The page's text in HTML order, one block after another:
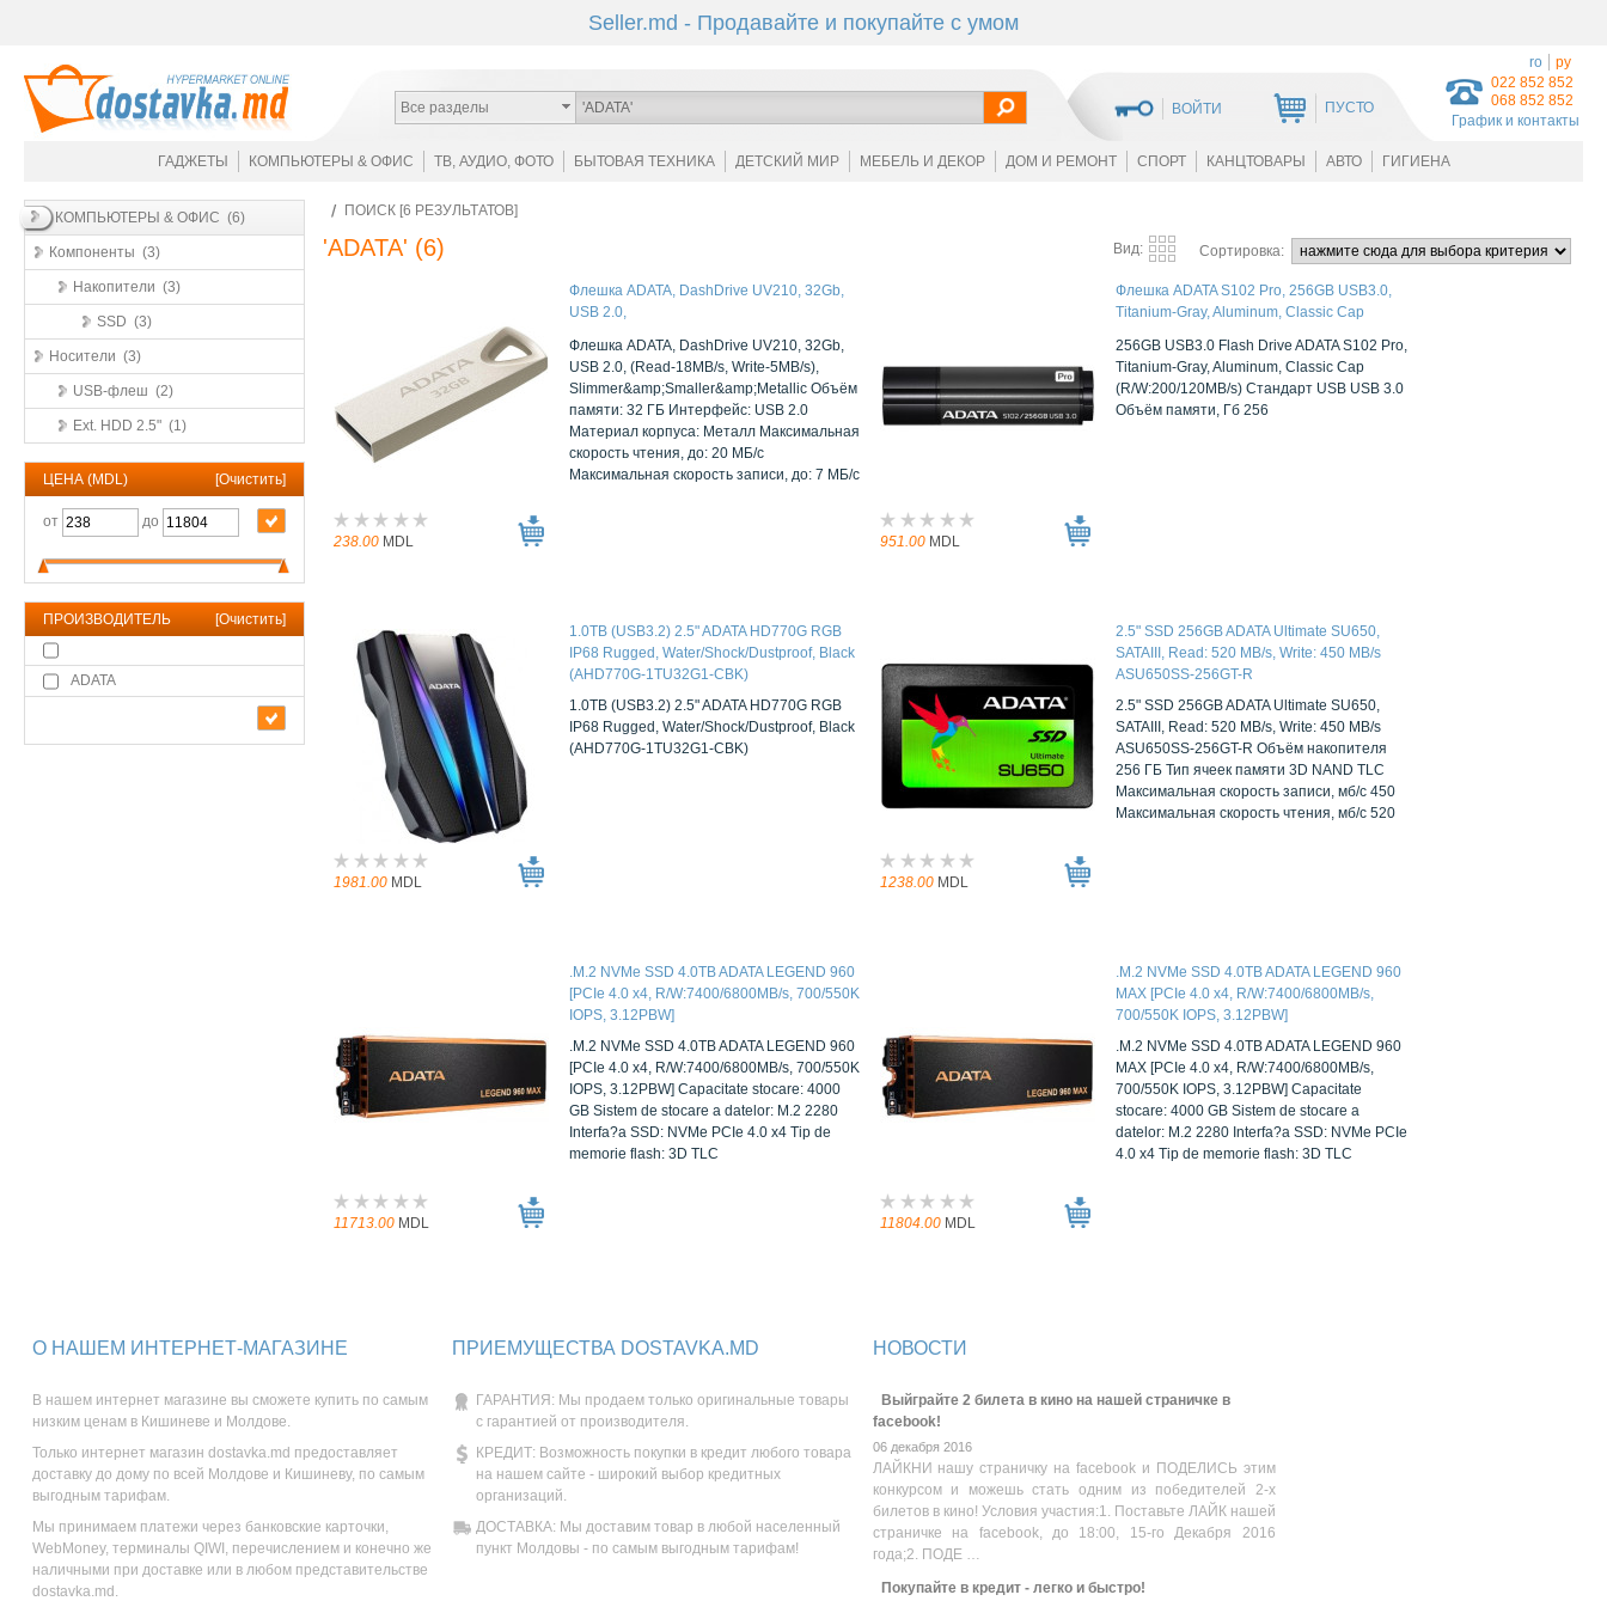
Seller.md - Продавайте и покупайте с умом
022 852 852
068 852 852
График и контакты
Все разделы ВОЙТИ ПУСТО
ro ру
ГАДЖЕТЫ КОМПЬЮТЕРЫ & ОФИС ТВ, АУДИО, ФОТО БЫТОВАЯ ТЕХНИКА ДЕТСКИЙ МИР МЕБЕЛЬ И ДЕКОР ДОМ И РЕМОНТ СПОРТ КАНЦТОВАРЫ АВТО ГИГИЕНА
КОМПЬЮТЕРЫ & ОФИС (6)
Компоненты (3)
Накопители (3)
SSD (3)
Носители (3)
USB-флеш (2)
Ext. HDD 2.5" (1)
ЦЕНА (MDL) [Очистить]
от до
ПРОИЗВОДИТЕЛЬ [Очистить]
ADATA
ПОИСК [6 РЕЗУЛЬТАТОВ]
'ADATA' (6) Вид: Сортировка:
238.00 MDL
Флешка ADATA, DashDrive UV210, 32Gb,
USB 2.0,
Флешка ADATA, DashDrive UV210, 32Gb,
USB 2.0, (Read-18MB/s, Write-5MB/s),
Slimmer&amp;Smaller&amp;Metallic Объём
памяти: 32 ГБ Интерфейс: USB 2.0
Материал корпуса: Металл Максимальная
скорость чтения, до: 20 МБ/с
Максимальная скорость записи, до: 7 МБ/с
951.00 MDL
Флешка ADATA S102 Pro, 256GB USB3.0,
Titanium-Gray, Aluminum, Classic Cap
256GB USB3.0 Flash Drive ADATA S102 Pro,
Titanium-Gray, Aluminum, Classic Cap
(R/W:200/120MB/s) Стандарт USB USB 3.0
Объём памяти, Гб 256
1981.00 MDL
1.0TB (USB3.2) 2.5" ADATA HD770G RGB
IP68 Rugged, Water/Shock/Dustproof, Black
(AHD770G-1TU32G1-CBK)
1.0TB (USB3.2) 2.5" ADATA HD770G RGB
IP68 Rugged, Water/Shock/Dustproof, Black
(AHD770G-1TU32G1-CBK)
1238.00 MDL
2.5" SSD 256GB ADATA Ultimate SU650,
SATAIII, Read: 520 MB/s, Write: 450 MB/s
ASU650SS-256GT-R
2.5" SSD 256GB ADATA Ultimate SU650,
SATAIII, Read: 520 MB/s, Write: 450 MB/s
ASU650SS-256GT-R Объём накопителя
256 ГБ Тип ячеек памяти 3D NAND TLC
Максимальная скорость записи, мб/с 450
Максимальная скорость чтения, мб/с 520
11713.00 MDL
.M.2 NVMe SSD 4.0TB ADATA LEGEND 960
[PCIe 4.0 x4, R/W:7400/6800MB/s, 700/550K
IOPS, 3.12PBW]
.M.2 NVMe SSD 4.0TB ADATA LEGEND 960
[PCIe 4.0 x4, R/W:7400/6800MB/s, 700/550K
IOPS, 3.12PBW] Capacitate stocare: 4000
GB Sistem de stocare a datelor: M.2 2280
Interfa?a SSD: NVMe PCIe 4.0 x4 Tip de
memorie flash: 3D TLC
11804.00 MDL
.M.2 NVMe SSD 4.0TB ADATA LEGEND 960
MAX [PCIe 4.0 x4, R/W:7400/6800MB/s,
700/550K IOPS, 3.12PBW]
.M.2 NVMe SSD 4.0TB ADATA LEGEND 960
MAX [PCIe 4.0 x4, R/W:7400/6800MB/s,
700/550K IOPS, 3.12PBW] Capacitate
stocare: 4000 GB Sistem de stocare a
datelor: M.2 2280 Interfa?a SSD: NVMe PCIe
4.0 x4 Tip de memorie flash: 3D TLC
О НАШЕМ ИНТЕРНЕТ-МАГАЗИНЕ
В нашем интернет магазине вы сможете купить по самым
низким ценам в Кишиневе и Молдове.
Только интернет магазин dostavka.md предоставляет
доставку до дому по всей Молдове и Кишиневу, по самым
выгодным тарифам.
Мы принимаем платежи через банковские карточки,
WebMoney, терминалы QIWI, перечислением и конечно же
наличными при доставке или в любом представительстве
dostavka.md.
ПРИЕМУЩЕСТВА DOSTAVKA.MD
ГАРАНТИЯ: Мы продаем только оригинальные товары
с гарантией от производителя.
КРЕДИТ: Возможность покупки в кредит любого товара
на нашем сайте - широкий выбор кредитных
организаций.
ДОСТАВКА: Мы доставим товар в любой населенный
пункт Молдовы - по самым выгодным тарифам!
НОВОСТИ
Выйграйте 2 билета в кино на нашей страничке в
facebook!
06 декабря 2016
ЛАЙКНИ нашу страничку на facebook и ПОДЕЛИСЬ этим
конкурсом и можешь стать одним из победителей 2-х
билетов в кино! Условия участия:1. Поставьте ЛАЙК нашей
страничке на facebook, до 18:00, 15-го Декабря 2016
года;2. ПОДЕ …
Покупайте в кредит - легко и быстро!